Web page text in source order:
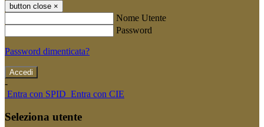
button close ×
Nome Utente
Password
Password dimenticata?
-
Entra con SPID Entra con CIE
Seleziona utente